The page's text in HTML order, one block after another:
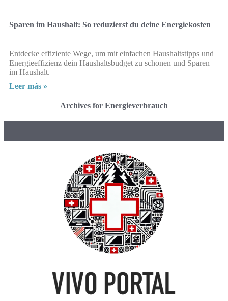
Sparen im Haushalt: So reduzierst du deine Energiekosten
Entdecke effiziente Wege, um mit einfachen Haushaltstipps und
Energieeffizienz dein Haushaltsbudget zu schonen und Sparen
im Haushalt.
Leer más »
Archives for Energieverbrauch